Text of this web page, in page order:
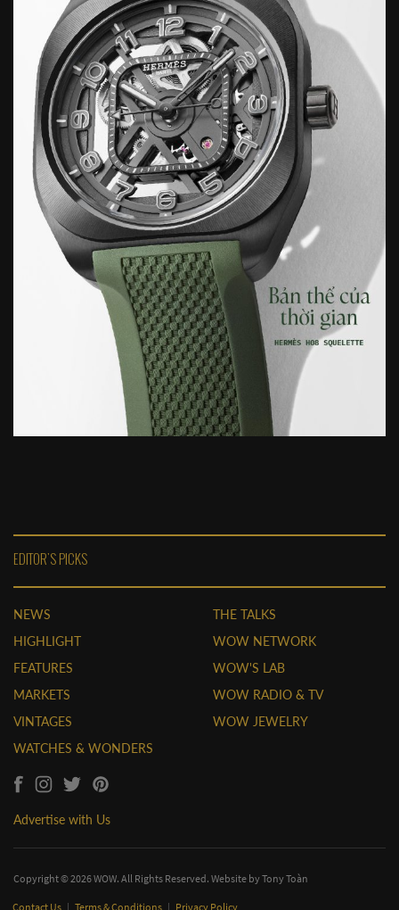
EDITOR'S PICKS
NEWS
HIGHLIGHT
FEATURES
MARKETS
VINTAGES
WATCHES & WONDERS
THE TALKS
WOW NETWORK
WOW'S LAB
WOW RADIO & TV
WOW JEWELRY
Advertise with Us
Copyright © 2026 WOW. All Rights Reserved. Website byTony Toàn
Contact Us | Terms & Conditions | Privacy Policy